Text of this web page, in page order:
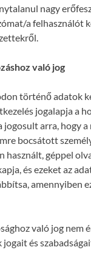
nagy
a felhasználót
való jog
történő adatok
jogalapja a
arra, hogy a
bocsátott
használt, géppel
és ezeket az
amennyiben
való jog nem
és